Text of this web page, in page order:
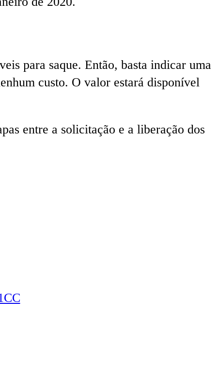
para saque. Então, basta indicar uma
custo. O valor estará disponível
entre a solicitação e a liberação dos